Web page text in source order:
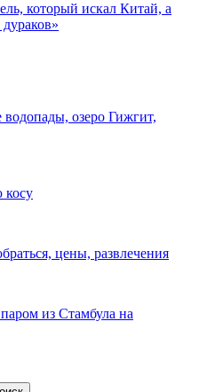
который искал Китай, а
озеро Гижгит,
косу
цены, развлечения
из Стамбула на